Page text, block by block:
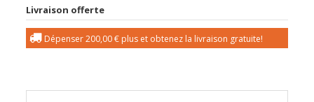
Livraison offerte
Dépenser200,00 € plus et obtenez la livraison gratuite!